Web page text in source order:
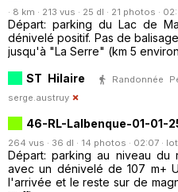
· 8 km · 213 vus · 25 dl · 21 photos ·
Départ: parking du Lac de
dénivelé positif. Pas de
jusqu'à "La Serre" (km 5
ST Hilaire
Randonnée
serge.austruy
46-RL-Lalbenque-01-01-
264 vus · 36 dl · 14 photos · 02:07 ·
Départ: parking au niveau du
avec un dénivelé de 107 m+
l'arrivée et le reste sur de